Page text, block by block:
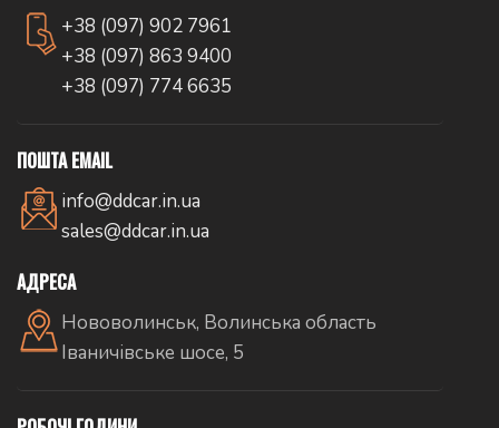
+38 (097) 902 7961
+38 (097) 863 9400
+38 (097) 774 6635
ПОШТА EMAIL
info@ddcar.in.ua
sales@ddcar.in.ua
АДРЕСА
Нововолинськ, Волинська область
Іваничівське шосе, 5